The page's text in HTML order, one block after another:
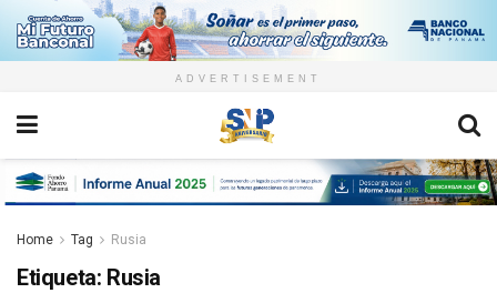
ADVERTISEMENT
Home Tag Rusia
Etiqueta: Rusia